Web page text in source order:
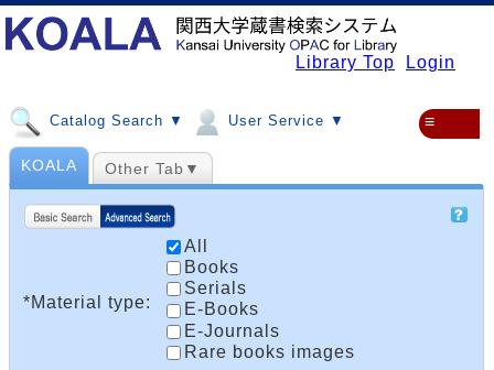
Library Top Login
Catalog Search ▼ User Service ▼ ≡
KOALA Other Tab▼
*Material type:
All
Books
Serials
E-Books
E-Journals
Rare books images